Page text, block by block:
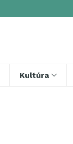
Kultúra